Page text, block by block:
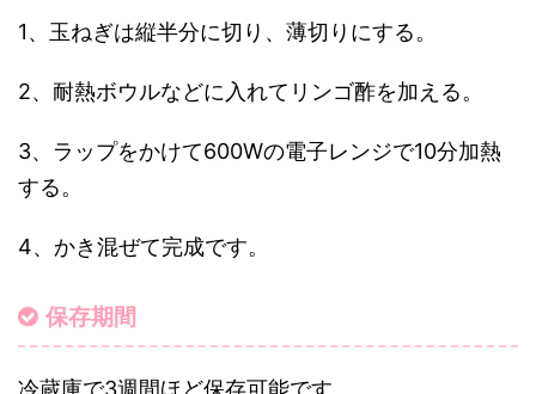
1、玉ねぎは縦半分に切り、薄切りにする。
2、耐熱ボウルなどに入れてリンゴ酢を加える。
3、ラップをかけて600Wの電子レンジで10分加熱
する。
4、かき混ぜて完成です。
保存期間
冷蔵庫で3週間ほど保存可能です。